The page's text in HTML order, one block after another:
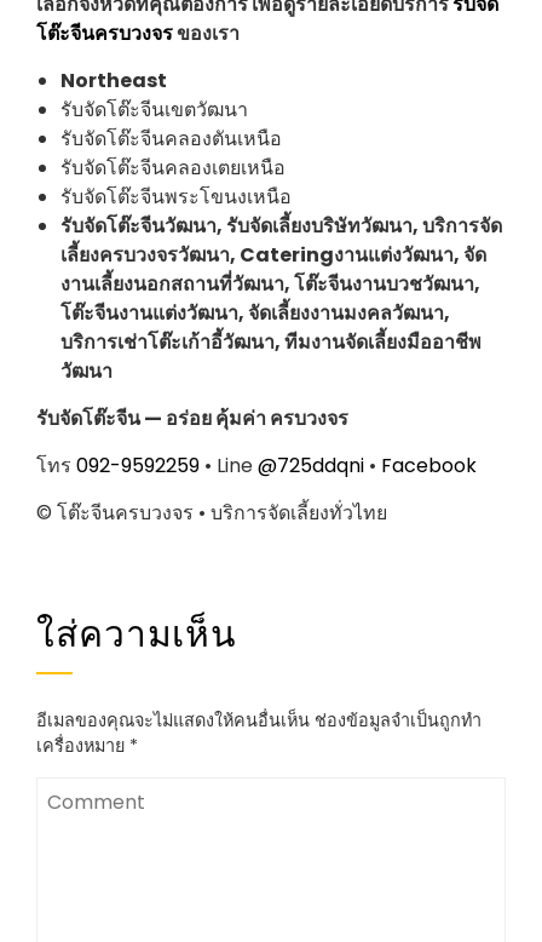
โต๊ะจีนครบวงจรของเรา
Northeast
รับจัดโต๊ะจีนเขตวัฒนา
รับจัดโต๊ะจีนคลองตันเหนือ
รับจัดโต๊ะจีนคลองเตยเหนือ
รับจัดโต๊ะจีนพระโขนงเหนือ
รับจัดโต๊ะจีนวัฒนา, รับจัดเลี้ยงบริษัทวัฒนา, บริการจัด
เลี้ยงครบวงจรวัฒนา, Cateringงานแต่งวัฒนา, จัด
งานเลี้ยงนอกสถานที่วัฒนา, โต๊ะจีนงานบวชวัฒนา,
โต๊ะจีนงานแต่งวัฒนา, จัดเลี้ยงงานมงคลวัฒนา,
บริการเช่าโต๊ะเก้าอี้วัฒนา, ทีมงานจัดเลี้ยงมืออาชีพ
วัฒนา
รับจัดโต๊ะจีน — อร่อย คุ้มค่า ครบวงจร
โทร 092-9592259 • Line@725ddqni • Facebook
© โต๊ะจีนครบวงจร • บริการจัดเลี้ยงทั่วไทย
ใส่ความเห็น
อีเมลของคุณจะไม่แสดงให้คนอื่นเห็น ช่องข้อมูลจำเป็นถูกทำ
เครื่องหมาย *